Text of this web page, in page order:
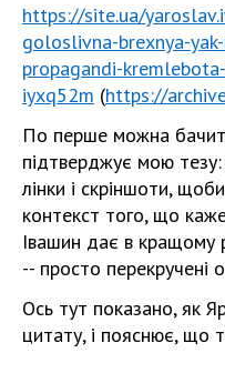
https://site.ua/
goloslivna-brexnya-
propagandi-
iyxq52m (https://
По перше можна
підтверджує мою
лінки і скріншоти,
контекст того, що
Івашин дає в кращому
-- просто перекручені
Ось тут показано, як
цитату, і пояснює, що